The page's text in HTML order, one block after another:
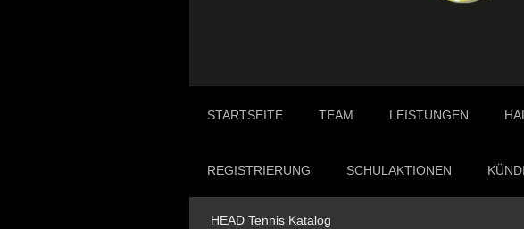
STARTSEITE TEAM LEISTUNGEN
REGISTRIERUNG SCHULAKTIONEN
HEAD Tennis Katalog